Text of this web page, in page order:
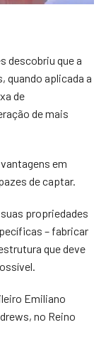
descobriu que a
quando aplicada a
de
de mais
em
de captar.
propriedades
– fabricar
que deve
Emiliano
no Reino